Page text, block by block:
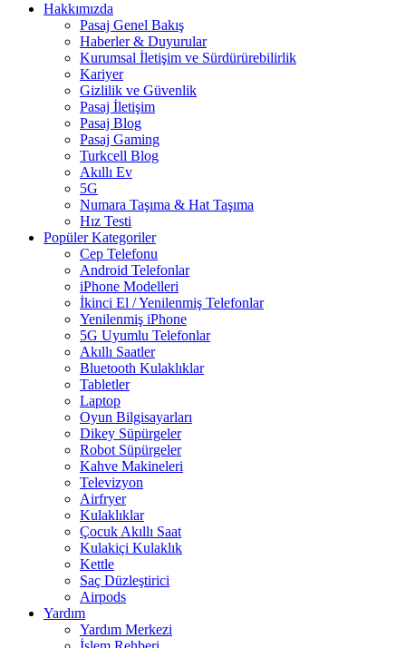
Hakkımızda
Pasaj Genel Bakış
Haberler & Duyurular
Kurumsal İletişim ve Sürdürürebilirlik
Kariyer
Gizlilik ve Güvenlik
Pasaj İletişim
Pasaj Blog
Pasaj Gaming
Turkcell Blog
Akıllı Ev
5G
Numara Taşıma & Hat Taşıma
Hız Testi
Popüler Kategoriler
Cep Telefonu
Android Telefonlar
iPhone Modelleri
İkinci El / Yenilenmiş Telefonlar
Yenilenmiş iPhone
5G Uyumlu Telefonlar
Akıllı Saatler
Bluetooth Kulaklıklar
Tabletler
Laptop
Oyun Bilgisayarları
Dikey Süpürgeler
Robot Süpürgeler
Kahve Makineleri
Televizyon
Airfryer
Kulaklıklar
Çocuk Akıllı Saat
Kulakiçi Kulaklık
Kettle
Saç Düzleştirici
Airpods
Yardım
Yardım Merkezi